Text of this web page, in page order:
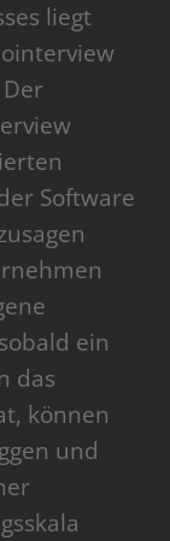
liegt
Software
ein
das
können
und